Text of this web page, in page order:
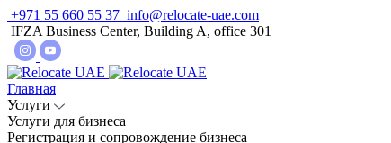
+971 55 660 55 37 info@relocate-uae.com
IFZA Business Center, Building A, office 301
Главная
Услуги
Услуги для бизнеса
Регистрация и сопровождение бизнеса